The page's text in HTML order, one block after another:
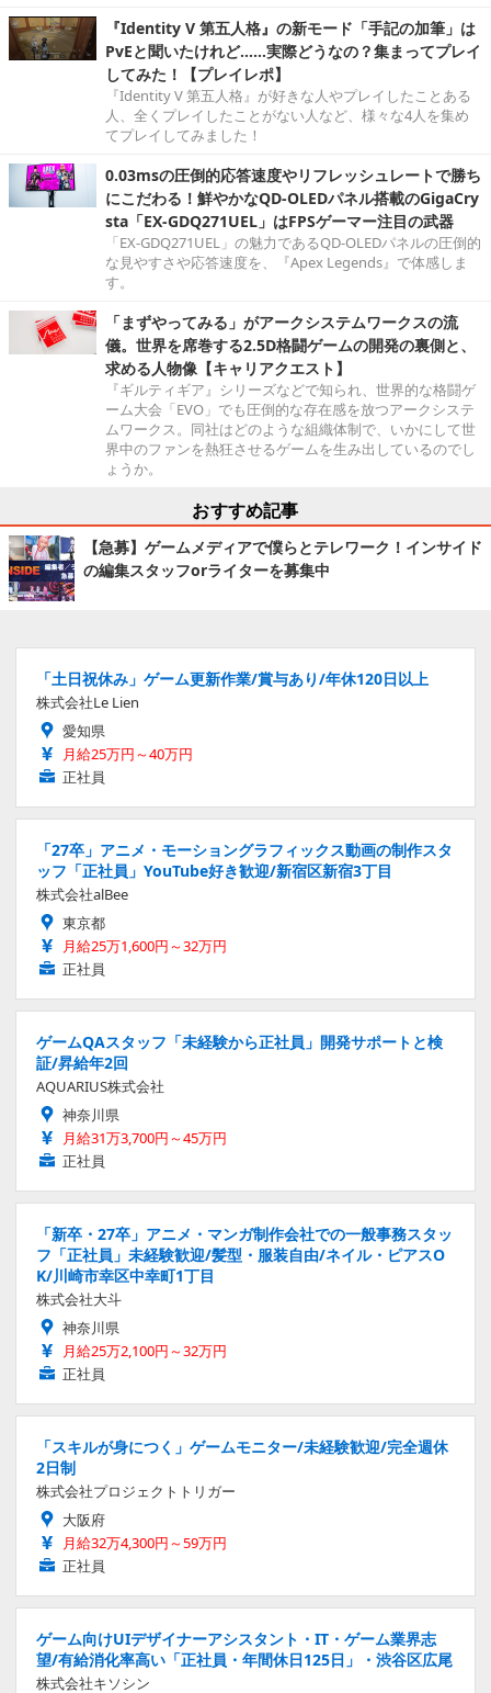
『Identity V 第五人格』の新モード「手記の加筆」は
PvEと聞いたけれど……実際どうなの？集まってプレイ
してみた！【プレイレポ】
『Identity V 第五人格』が好きな人やプレイしたことある
人、全くプレイしたことがない人など、様々な4人を集め
てプレイしてみました！
0.03msの圧倒的応答速度やリフレッシュレートで勝ち
にこだわる！鮮やかなQD-OLEDパネル搭載のGigaCry
sta「EX-GDQ271UEL」はFPSゲーマー注目の武器
「EX-GDQ271UEL」の魅力であるQD-OLEDパネルの圧倒的
な見やすさや応答速度を、『Apex Legends』で体感しま
す。
「まずやってみる」がアークシステムワークスの流
儀。世界を席巻する2.5D格闘ゲームの開発の裏側と、
求める人物像【キャリアクエスト】
『ギルティギア』シリーズなどで知られ、世界的な格闘ゲ
ーム大会「EVO」でも圧倒的な存在感を放つアークシステ
ムワークス。同社はどのような組織体制で、いかにして世
界中のファンを熱狂させるゲームを生み出しているのでし
ょうか。
おすすめ記事
【急募】ゲームメディアで僕らとテレワーク！インサイド
の編集スタッフorライターを募集中
「土日祝休み」ゲーム更新作業/賞与あり/年休120日以上
株式会社Le Lien
愛知県
月給25万円～40万円
正社員
「27卒」アニメ・モーショングラフィックス動画の制作スタ
ッフ「正社員」YouTube好き歓迎/新宿区新宿3丁目
株式会社alBee
東京都
月給25万1,600円～32万円
正社員
ゲームQAスタッフ「未経験から正社員」開発サポートと検
証/昇給年2回
AQUARIUS株式会社
神奈川県
月給31万3,700円～45万円
正社員
「新卒・27卒」アニメ・マンガ制作会社での一般事務スタッ
フ「正社員」未経験歓迎/髪型・服装自由/ネイル・ピアスO
K/川崎市幸区中幸町1丁目
株式会社大斗
神奈川県
月給25万2,100円～32万円
正社員
「スキルが身につく」ゲームモニター/未経験歓迎/完全週休
2日制
株式会社プロジェクトトリガー
大阪府
月給32万4,300円～59万円
正社員
ゲーム向けUIデザイナーアシスタント・IT・ゲーム業界志
望/有給消化率高い「正社員・年間休日125日」・渋谷区広尾
株式会社キソシン